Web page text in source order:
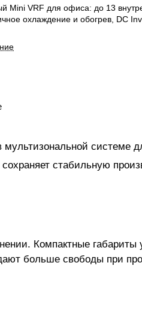
Mini VRF для офиса: до 13
охлаждение и обогрев, DC
мультизональной
стабильную
Компактные
больше свободы при